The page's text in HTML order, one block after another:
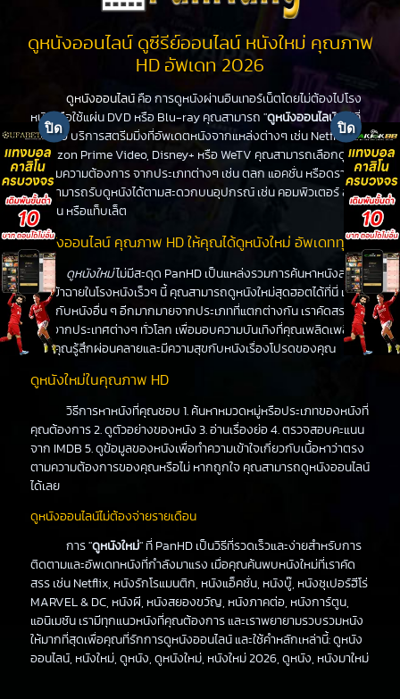
ดูหนังออนไลน์ ดูซีรีย์ออนไลน์ หนังใหม่ คุณภาพ
HD อัพเดท 2026
ดูหนังออนไลน์ คือ การดูหนังผ่านอินเทอร์เน็ตโดยไม่ต้องไปโรง
หนังหรือใช้แผ่น DVD หรือ Blu-ray คุณสามารถ "ดูหนังออนไลน์" ได้ที่
PanHD บริการสตรีมมิ่งที่อัพเดตหนังจากแหล่งต่างๆ เช่น Netflix,
Amazon Prime Video, Disney+ หรือ WeTV คุณสามารถเลือกดูหนัง
ได้ตามความต้องการ จากประเภทต่างๆ เช่น ตลก แอคชั่น หรือดราม่า
คุณสามารถรับดูหนังได้ตามสะดวกบนอุปกรณ์ เช่น คอมพิวเตอร์ สมา
ร์ทโฟน หรือแท็บเล็ต
ดูหนังออนไลน์ คุณภาพ HD ให้คุณได้ดูหนังใหม่ อัพเดททุกวัน
ดูหนังใหม่ไม่มีสะดุด PanHD เป็นแหล่งรวมการค้นหาหนังล่าสุด
ที่จะเข้าฉายในโรงหนังเร็วๆ นี้ คุณสามารถดูหนังใหม่สุดฮอตได้ที่นี่ เช่น
เดียวกับหนังอื่น ๆ อีกมากมายจากประเภทที่แตกต่างกัน เราคัดสรร
หนังจากประเทศต่างๆ ทั่วโลก เพื่อมอบความบันเทิงที่คุณเพลิดเพลิน
ทำให้คุณรู้สึกผ่อนคลายและมีความสุขกับหนังเรื่องโปรดของคุณ
ดูหนังใหม่ในคุณภาพ HD
วิธีการหาหนังที่คุณชอบ 1. ค้นหาหมวดหมู่หรือประเภทของหนังที่
คุณต้องการ 2. ดูตัวอย่างของหนัง 3. อ่านเรื่องย่อ 4. ตรวจสอบคะแนน
จาก IMDB 5. ดูข้อมูลของหนังเพื่อทำความเข้าใจเกี่ยวกับเนื้อหาว่าตรง
ตามความต้องการของคุณหรือไม่ หากถูกใจ คุณสามารถดูหนังออนไลน์
ได้เลย
ดูหนังออนไลน์ไม่ต้องจ่ายรายเดือน
การ "ดูหนังใหม่" ที่ PanHD เป็นวิธีที่รวดเร็วและง่ายสำหรับการ
ติดตามและอัพเดทหนังที่กำลังมาแรง เมื่อคุณค้นพบหนังใหม่ที่เราคัด
สรร เช่น Netflix, หนังรักโรแมนติก, หนังแอ็คชั่น, หนังบู๊, หนังซุเปอร์ฮีโร่
MARVEL & DC, หนังผี, หนังสยองขวัญ, หนังภาคต่อ, หนังการ์ตูน,
แอนิเมชัน เรามีทุกแนวหนังที่คุณต้องการ และเราพยายามรวบรวมหนัง
ให้มากที่สุดเพื่อคุณที่รักการดูหนังออนไลน์ และใช้คำหลักเหล่านี้: ดูหนัง
ออนไลน์, หนังใหม่, ดูหนัง, ดูหนังใหม่, หนังใหม่ 2026, ดูหนัง, หนังมาใหม่